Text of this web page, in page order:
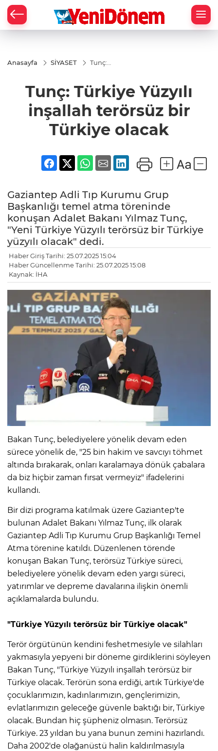
Anasayfa SİYASET
Tunç:
inşallah
terörsüz
Türkiye
olacak
Tunç: Türkiye Yüzyılı
inşallah terörsüz bir
Türkiye olacak
Gaziantep Adli Tıp Kurumu Grup
Başkanlığı temel atma töreninde
konuşan Adalet Bakanı Yılmaz Tunç,
"Yeni Türkiye Yüzyılı terörsüz bir Türkiye
yüzyılı olacak" dedi.
Haber Giriş Tarihi: 25.07.2025 15:04
Haber Güncellenme Tarihi: 25.07.2025 15:08
Kaynak: İHA
Bakan Tunç, belediyelere yönelik devam eden
sürece yönelik de, "25 bin hakim ve savcıyı töhmet
altında bırakarak, onları karalamaya dönük çabalara
da biz hiçbir zaman fırsat vermeyiz" ifadelerini
kullandı.
Bir dizi programa katılmak üzere Gaziantep'te
bulunan Adalet Bakanı Yılmaz Tunç, ilk olarak
Gaziantep Adli Tıp Kurumu Grup Başkanlığı Temel
Atma törenine katıldı. Düzenlenen törende
konuşan Bakan Tunç, terörsüz Türkiye süreci,
belediyelere yönelik devam eden yargı süreci,
yatırımlar ve depreme davalarına ilişkin önemli
açıklamalarda bulundu.
"Türkiye Yüzyılı terörsüz bir Türkiye olacak"
Terör örgütünün kendini feshetmesiyle ve silahları
yakmasıyla yepyeni bir döneme girdiklerini söyleyen
Bakan Tunç, "Türkiye Yüzyılı inşallah terörsüz bir
Türkiye olacak. Terörün sona erdiği, artık Türkiye'de
çocuklarımızın, kadınlarımızın, gençlerimizin,
evlatlarımızın geleceğe güvenle baktığı bir, Türkiye
olacak. Bundan hiç şüpheniz olmasın. Terörsüz
Türkiye. 23 yıldan bu yana bunun zemini hazırlandı.
Daha 2002'de olağanüstü halin kaldırılmasıyla